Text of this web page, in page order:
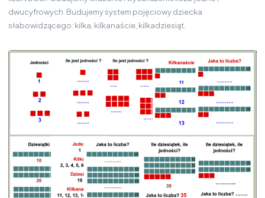
dwucyfrowych. Budujemy system pojęciowy dziecka
słabowidzącego: kilka, kilkanaście, kilkadziesiąt.